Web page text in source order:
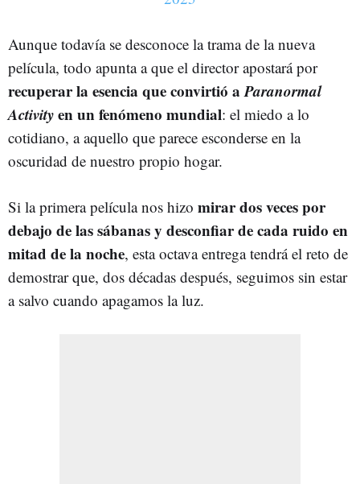
Aunque todavía se desconoce la trama de la nueva
película, todo apunta a que el director apostará por
recuperar la esencia que convirtió aParanormal
Activityen un fenómeno mundial: el miedo a lo
cotidiano, a aquello que parece esconderse en la
oscuridad de nuestro propio hogar.
Si la primera película nos hizo mirar dos veces por
debajo de las sábanas y desconfiar de cada ruido en
mitad de la noche, esta octava entrega tendrá el reto de
demostrar que, dos décadas después, seguimos sin estar
a salvo cuando apagamos la luz.